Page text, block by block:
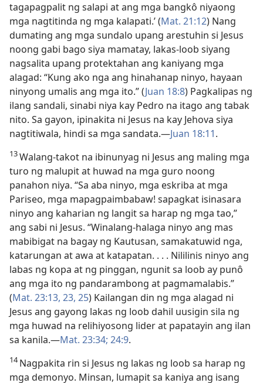
tagapagpalit ng salapi at ang mga bangkô niyaong
mga nagtitinda ng mga kalapati.’ (Mat. 21:12) Nang
dumating ang mga sundalo upang arestuhin si Jesus
noong gabi bago siya mamatay, lakas-loob siyang
nagsalita upang protektahan ang kaniyang mga
alagad: “Kung ako nga ang hinahanap ninyo, hayaan
ninyong umalis ang mga ito.” (Juan 18:8) Pagkalipas ng
ilang sandali, sinabi niya kay Pedro na itago ang tabak
nito. Sa gayon, ipinakita ni Jesus na kay Jehova siya
nagtitiwala, hindi sa mga sandata.​—Juan 18:11.
13Walang-takot na ibinunyag ni Jesus ang maling mga
turo ng malupit at huwad na mga guro noong
panahon niya. “Sa aba ninyo, mga eskriba at mga
Pariseo, mga mapagpaimbabaw! sapagkat isinasara
ninyo ang kaharian ng langit sa harap ng mga tao,”
ang sabi ni Jesus. “Winalang-halaga ninyo ang mas
mabibigat na bagay ng Kautusan, samakatuwid nga,
katarungan at awa at katapatan. . . . Nililinis ninyo ang
labas ng kopa at ng pinggan, ngunit sa loob ay punô
ang mga ito ng pandarambong at pagmamalabis.”
(Mat. 23:13, 23, 25) Kailangan din ng mga alagad ni
Jesus ang gayong lakas ng loob dahil uusigin sila ng
mga huwad na relihiyosong lider at papatayin ang ilan
sa kanila.​—Mat. 23:34; 24:9.
14Nagpakita rin si Jesus ng lakas ng loob sa harap ng
mga demonyo. Minsan, lumapit sa kaniya ang isang